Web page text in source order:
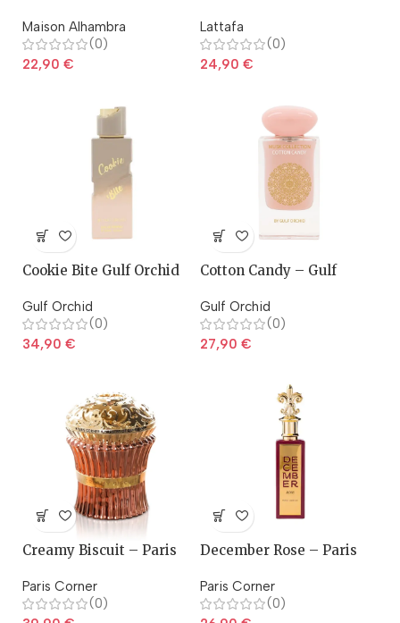
Maison Alhambra
(0)
22,90 €
Lattafa
(0)
24,90 €
Cookie Bite Gulf Orchid
Gulf Orchid
(0)
34,90 €
Cotton Candy – Gulf
Gulf Orchid
(0)
27,90 €
Creamy Biscuit – Paris
Paris Corner
(0)
December Rose – Paris
Paris Corner
(0)